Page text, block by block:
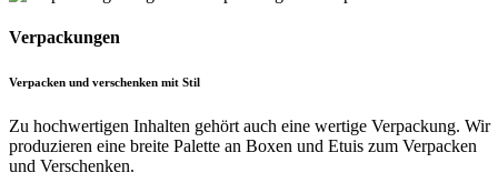
Verpackungen
Verpacken und verschenken mit Stil
Zu hochwertigen Inhalten gehört auch eine wertige Verpackung. Wir
produzieren eine breite Palette an Boxen und Etuis zum Verpacken
und Verschenken.